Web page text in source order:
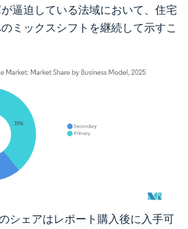
逼迫している法域において、住宅
ミックスシフトを継続して示すこ
利用にはCC BY 4.0の表示が必要です。
シェアはレポート購入後に入手可